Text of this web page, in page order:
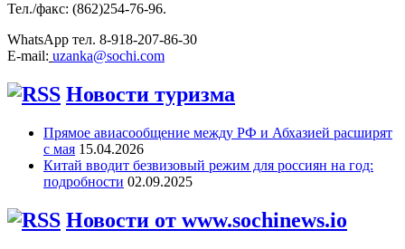
Тел./факс: (862)254-76-96.
WhatsApp тел. 8-918-207-86-30
E-mail: uzanka@sochi.com
Новости туризма
Прямое авиасообщение между РФ и Абхазией расширят
с мая 15.04.2026
Китай вводит безвизовый режим для россиян на год:
подробности 02.09.2025
Новости от www.sochinews.io